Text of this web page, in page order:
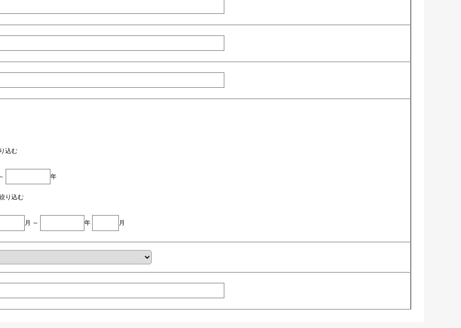
込む
年
り込む
月 ～ 年 月